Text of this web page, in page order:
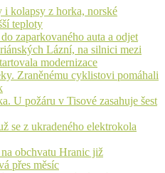
kolapsy z horka, norské
teploty
zaparkovaného auta a odjet
Lázní, na silnici mezi
modernizace
Zraněnému cyklistovi pomáhali
U požáru v Tisové zasahuje šest
se z ukradeného elektrokola
obchvatu Hranic již
přes měsíc